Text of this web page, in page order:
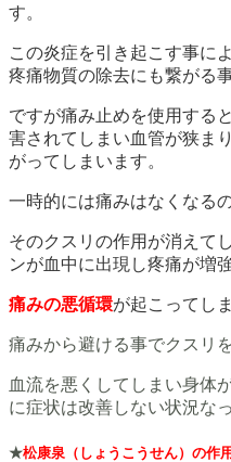
す。
この炎症を引き起こす事に
疼痛物質の除去にも繋がる
ですが痛み止めを使用すると
害されてしまい血管が狭ま
がってしまいます。
一時的には痛みはなくなる
そのクスリの作用が消えて
ンが血中に出現し疼痛が増
痛みの悪循環が起こってし
痛みから避ける事でクスリ
血流を悪くしてしまい身体
に症状は改善しない状況な
★松康泉（しょうこうせん）の作